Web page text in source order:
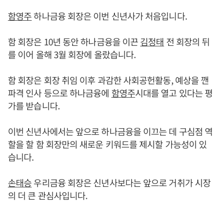
함영주하나금융 회장은 이번 신년사가 처음입니다.
함 회장은 10년 동안 하나금융을 이끈김정태 전 회장의 뒤
를 이어 올해 3월 회장에 올랐습니다.
함 회장은 회장 취임 이후 과감한 사회공헌활동, 예상을 깬
파격 인사 등으로 하나금융에 함영주시대를 열고 있다는 평
가를 받습니다.
이번 신년사에서는 앞으로 하나금융을 이끄는 데 구심점 역
할을 할 함 회장만의 새로운 키워드를 제시할 가능성이 있
습니다.
손태승우리금융 회장은 신년사보다는 앞으로 거취가 시장
의 더 큰 관심사입니다.